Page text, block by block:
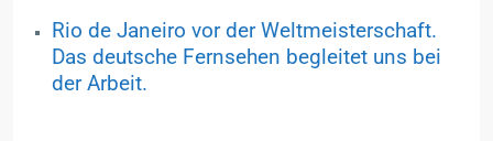
Rio de Janeiro vor der Weltmeisterschaft.
Das deutsche Fernsehen begleitet uns bei
der Arbeit.